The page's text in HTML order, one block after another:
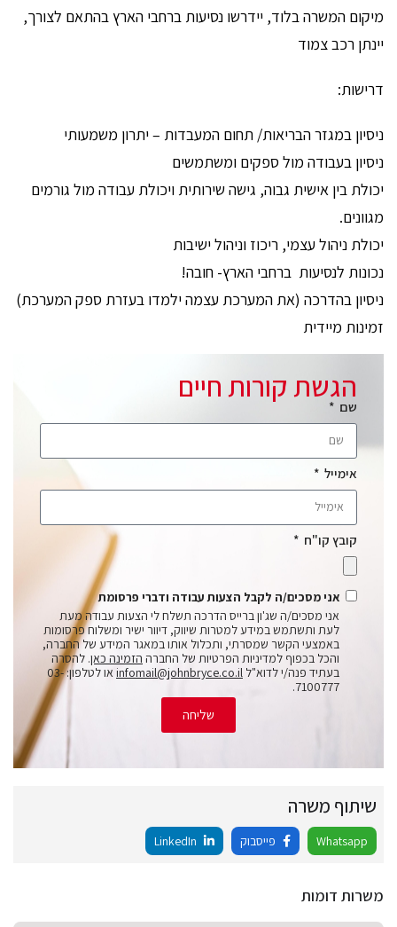
מיקום המשרה בלוד, יידרשו נסיעות ברחבי הארץ בהתאם לצורך,
יינתן רכב צמוד
דרישות:
ניסיון במגזר הבריאות/ תחום המעבדות – יתרון משמעותי
ניסיון בעבודה מול ספקים ומשתמשים
יכולת בין אישית גבוה, גישה שירותית ויכולת עבודה מול גורמים
מגוונים.
יכולת ניהול עצמי, ריכוז וניהול ישיבות
נכונות לנסיעות ברחבי הארץ- חובה!
ניסיון בהדרכה (את המערכת עצמה ילמדו בעזרת ספק המערכת)
זמינות מיידית
הגשת קורות חיים
שם
אימייל
קובץ קו"ח
אני מסכים/ה לקבל הצעות עבודה ודברי פרסומת
אני מסכים/ה שג'ון ברייס הדרכה תשלח לי הצעות עבודה מעת
לעת ותשתמש במידע למטרות שיווק, דיוור ישיר ומשלוח פרסומות
באמצעי הקשר שמסרתי, ותכלול אותו במאגר המידע של החברה,
והכל בכפוף למדיניות הפרטיות של החברה הזמינה כאן. להסרה
בעתיד פנה/י לדוא"ל infomail@johnbryce.co.il
או לטלפון: 03-
7100777.
שליחה
שיתוף משרה
Whatsapp פייסבוק
משרות דומות